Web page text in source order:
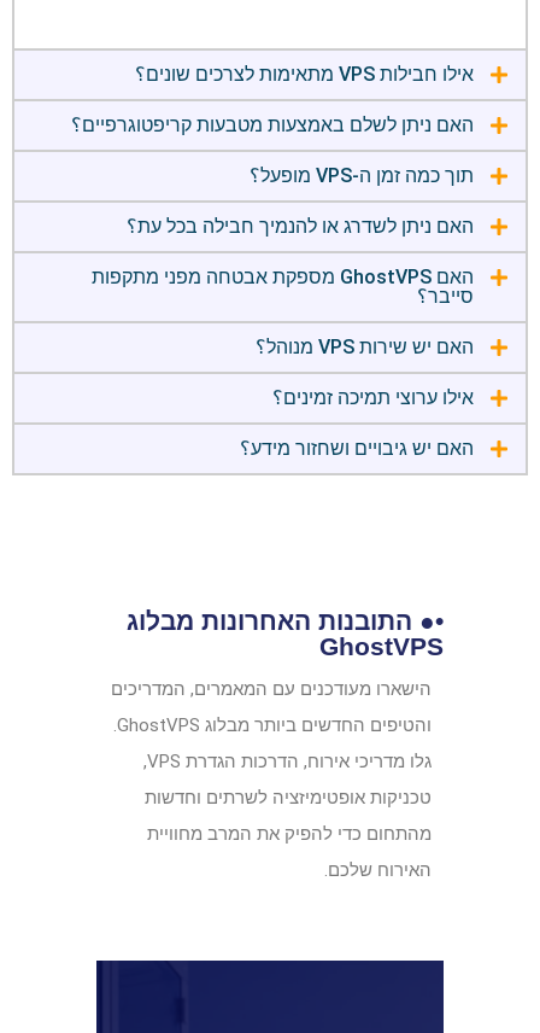
אילו חבילות VPS מתאימות לצרכים שונים؟
האם ניתן לשלם באמצעות מטבעות קריפטוגרפיים؟
תוך כמה זמן ה-VPS מופעל؟
האם ניתן לשדרג או להנמיך חבילה בכל עת؟
האם GhostVPS מספקת אבטחה מפני מתקפות
סייבר؟
האם יש שירות VPS מנוהל؟
אילו ערוצי תמיכה זמינים؟
האם יש גיבויים ושחזור מידע؟
•● התובנות האחרונות מבלוג
GhostVPS
הישארו מעודכנים עם המאמרים, המדריכים
והטיפים החדשים ביותר מבלוג GhostVPS.
גלו מדריכי אירוח, הדרכות הגדרת VPS,
טכניקות אופטימיזציה לשרתים וחדשות
מהתחום כדי להפיק את המרב מחוויית
האירוח שלכם.